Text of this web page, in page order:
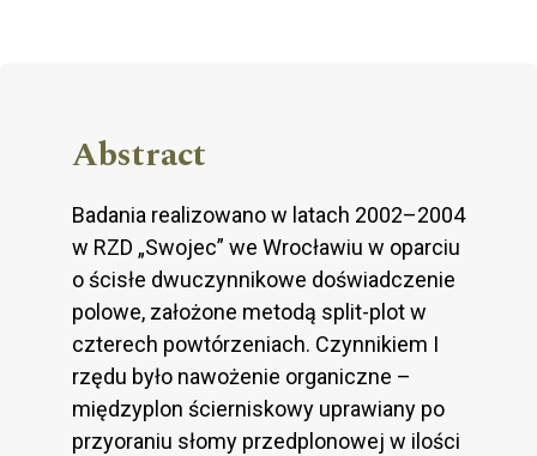
Abstract
Badania realizowano w latach 2002–2004
w RZD „Swojec” we Wrocławiu w oparciu
o ścisłe dwuczynnikowe doświadczenie
polowe, założone metodą split-plot w
czterech powtórzeniach. Czynnikiem I
rzędu było nawożenie organiczne –
międzyplon ścierniskowy uprawiany po
przyoraniu słomy przedplonowej w ilości